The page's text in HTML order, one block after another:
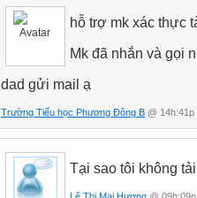
hỗ trợ mk xác thực
Mk đã nhắn và gọi
dad gửi mail ạ
Trường Tiểu học Phương Đông B @ 14h:41p
Tại sao tôi không
Lê Thị Mai Hương @